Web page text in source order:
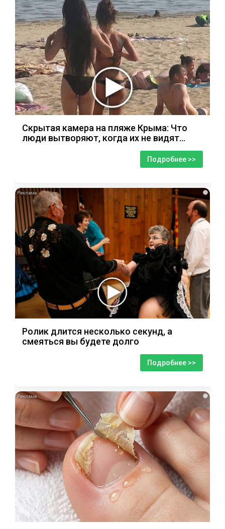
Скрытая камера на пляже Крыма: Что
люди вытворяют, когда их не видят...
Подробнее >>
i
Ролик длится несколько секунд, а
смеяться вы будете долго
Подробнее >>
i